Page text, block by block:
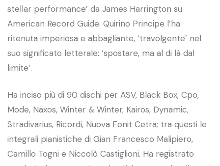
stellar performance’ da James Harrington su
American Record Guide. Quirino Principe l’ha
ritenuta imperiosa e abbagliante, ‘travolgente’ nel
suo significato letterale: ‘spostare, ma al di là dal
limite’.
Ha inciso più di 90 dischi per ASV, Black Box, Cpo,
Mode, Naxos, Winter & Winter, Kairos, Dynamic,
Stradivarius, Ricordi, Nuova Fonit Cetra; tra questi le
integrali pianistiche di Gian Francesco Malipiero,
Camillo Togni e Niccolò Castiglioni. Ha registrato